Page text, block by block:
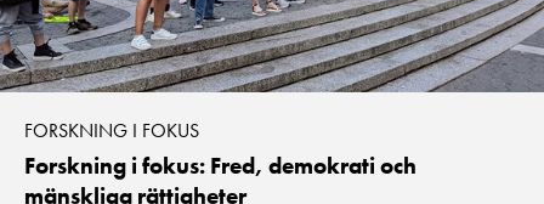
FORSKNING I FOKUS
Forskning i fokus: Fred, demokrati och
mänskliga rättigheter